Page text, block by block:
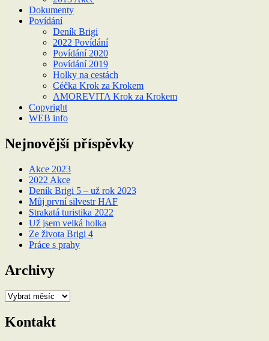
Dokumenty
Povídání
Deník Brigi
2022 Povídání
Povídání 2020
Povídání 2019
Holky na cestách
Céčka Krok za Krokem
AMOREVITA Krok za Krokem
Copyright
WEB info
Nejnovější příspěvky
Akce 2023
2022 Akce
Deník Brigi 5 – už rok 2023
Můj první silvestr HAF
Strakatá turistika 2022
Už jsem velká holka
Ze života Brigi 4
Práce s prahy
Archivy
Archivy
Kontakt